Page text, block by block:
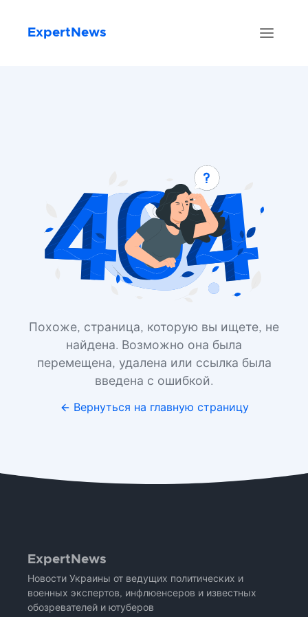
ExpertNews
Похоже, страница, которую вы ищете, не
найдена. Возможно она была
перемещена, удалена или ссылка была
введена с ошибкой.
Вернуться на главную страницу
ExpertNews
Новости Украины от ведущих политических и
военных экспертов, инфлюенсеров и известных
обозревателей и ютуберов